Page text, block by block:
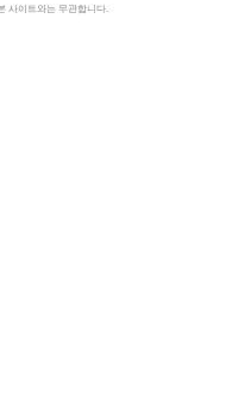
사이트와는 무관합니다.